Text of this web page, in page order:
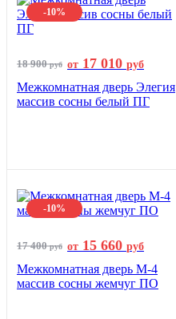
-10%
18 900руб от 17 010 руб
Межкомнатная дверь Элегия
массив сосны белый ПГ
-10%
17 400руб от 15 660 руб
Межкомнатная дверь М-4
массив сосны жемчуг ПО